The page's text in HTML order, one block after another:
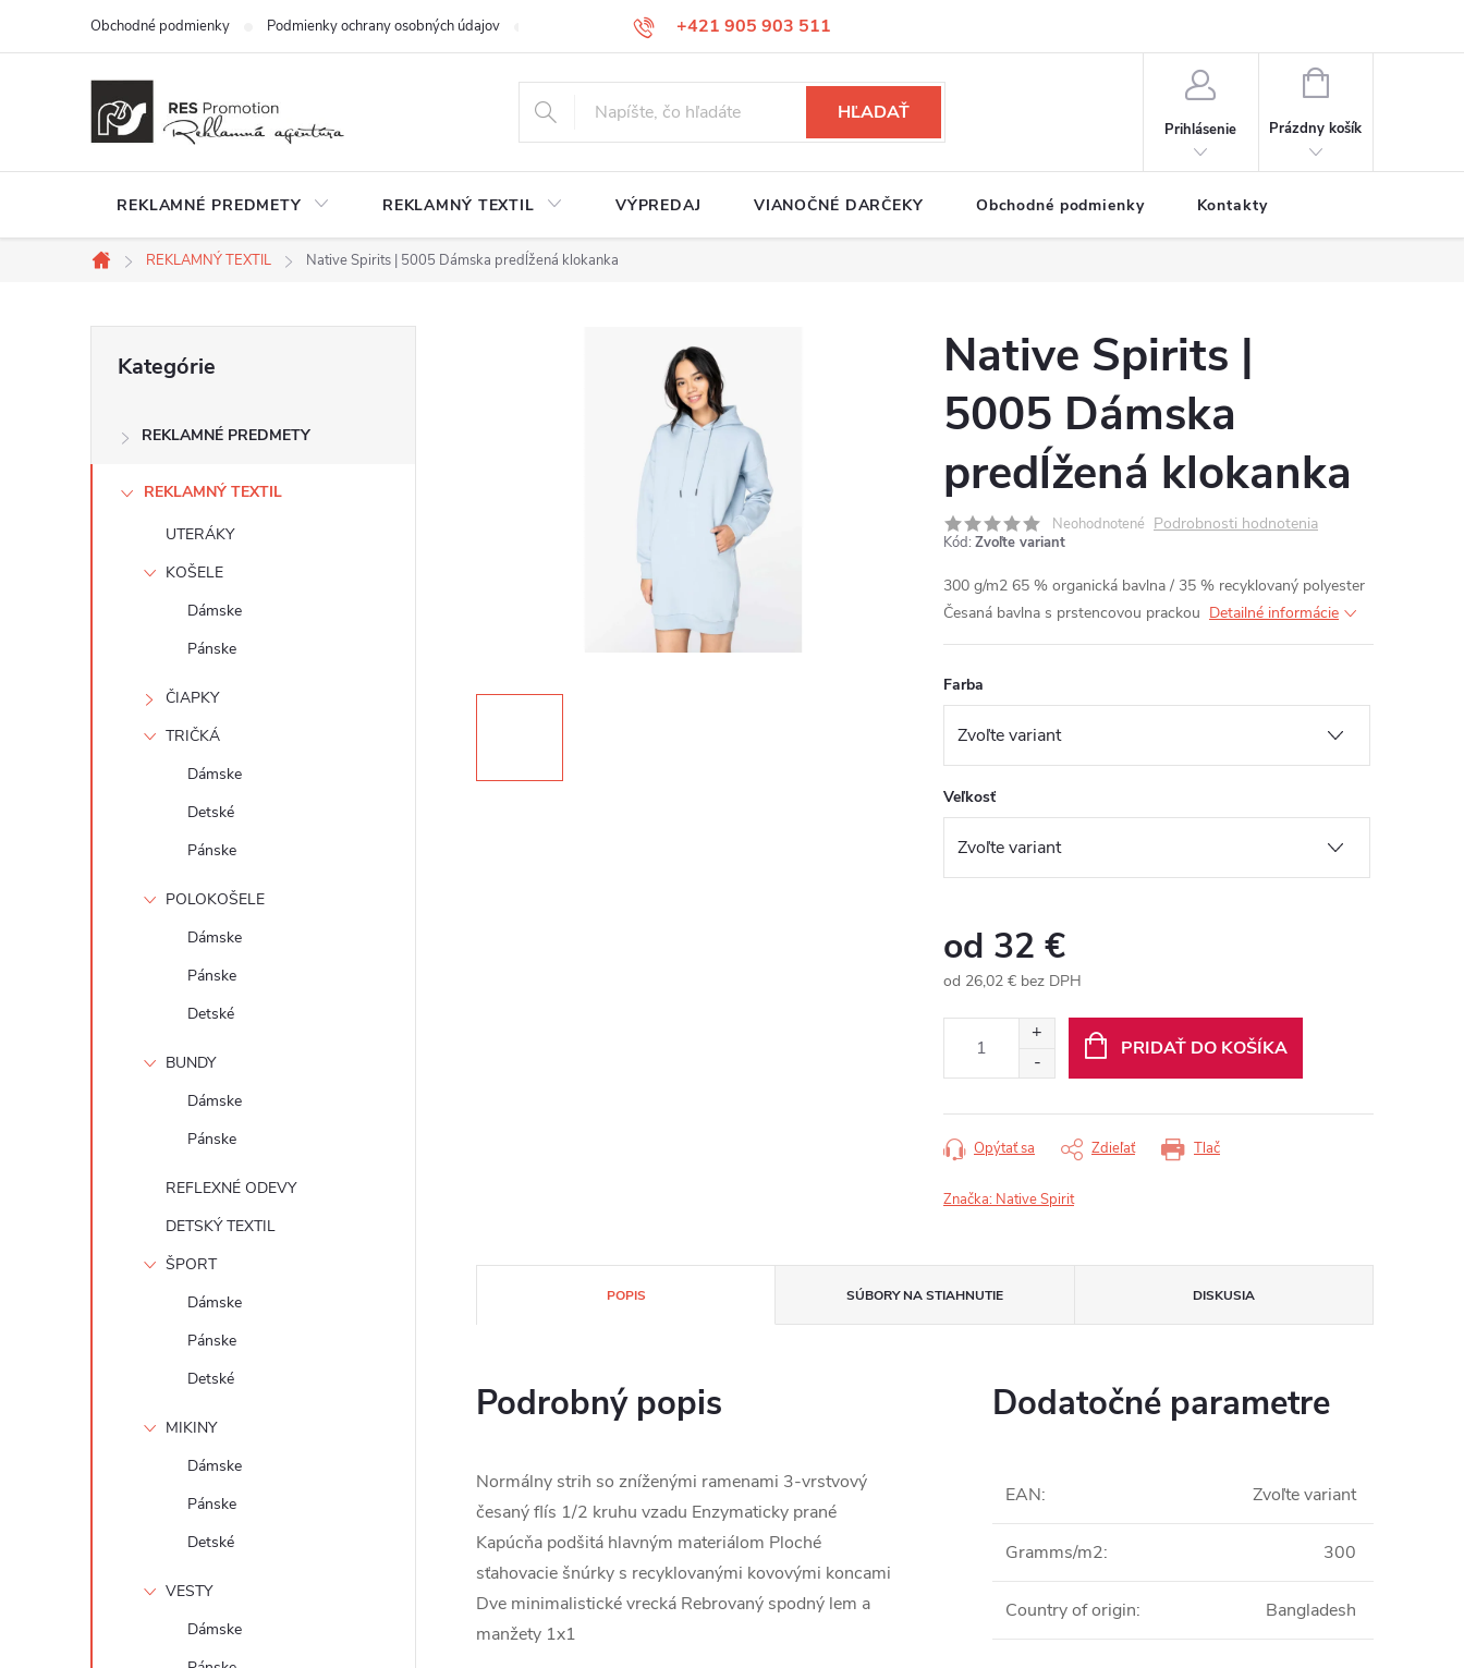
+421 905 903 511
Obchodné podmienky Podmienky ochrany osobných údajov Reklamačný poriadok Služby Kontakty
HĽADAŤ
Prihlásenie
NÁKUPNÝ
Prázdny košík
REKLAMNÉ PREDMETY REKLAMNÝ TEXTIL VÝPREDAJ VIANOČNÉ DARČEKY Obchodné podmienky Kontakty
Domov
REKLAMNÝ TEXTIL Native Spirits | 5005 Dámska predĺžená klokanka
č
kategórie
Kategórie
REKLAMNÉ PREDMETY
REKLAMNÝ TEXTIL
UTERÁKY
KOŠELE
Dámske
Pánske
ČIAPKY
TRIČKÁ
Dámske
Detské
Pánske
POLOKOŠELE
Dámske
Pánske
Detské
BUNDY
Dámske
Pánske
REFLEXNÉ ODEVY
DETSKÝ TEXTIL
ŠPORT
Dámske
Pánske
Detské
MIKINY
Dámske
Pánske
Detské
VESTY
Dámske
Native Spirits |
5005 Dámska
predĺžená klokanka
Neohodnotené Podrobnosti hodnotenia
Kód: Zvoľte variant
300 g/m2 65 % organická bavlna / 35 % recyklovaný polyester
Česaná bavlna s prstencovou prackou Detailné informácie
Farba
Veľkosť
od 32 €
od 26,02 € bez DPH
PRIDAŤ DO KOŠÍKA
Tlač
Opýtať sa Zdieľať
Značka: Native Spirit
POPIS SÚBORY NA STIAHNUTIE DISKUSIA
Podrobný popis
Normálny strih so zníženými ramenami 3-vrstvový
česaný flís 1/2 kruhu vzadu Enzymaticky prané
Kapúcňa podšitá hlavným materiálom Ploché
sťahovacie šnúrky s recyklovanými kovovými koncami
Dve minimalistické vrecká Rebrovaný spodný lem a
manžety 1x1
Dodatočné parametre
EAN: Zvoľte variant
Gramms/m2: 300
Country of origin: Bangladesh